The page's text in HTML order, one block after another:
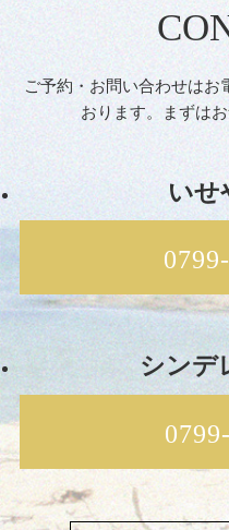
ご予約・お問い合わせはお
おります。まずは
いせ
シンデ